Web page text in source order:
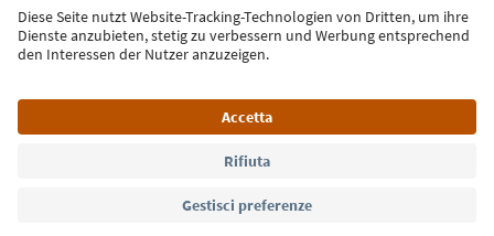
Iscriviti alla newsletter